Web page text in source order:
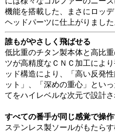
機能を搭載した、まさにロッ
ヘッドパーツに仕上がりました
誰もがやさしく飛ばせる
低比重のチタン製本体と高比
ツが高精度なＣＮＣ加工によ
ッド構造により、「高い反発
ット」、「深めの重心」とい
てをハイレベルな次元で設計さ
すべての番手が同じ感覚で操
ステンレス製ソールがもたら